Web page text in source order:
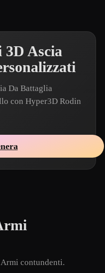
3D Ascia
Da Battaglia
con Hyper3D Rodin
contundenti.